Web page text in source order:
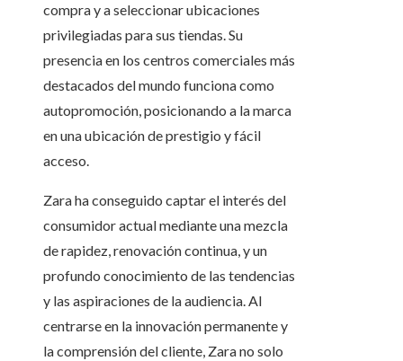
compra y a seleccionar ubicaciones
privilegiadas para sus tiendas. Su
presencia en los centros comerciales más
destacados del mundo funciona como
autopromoción, posicionando a la marca
en una ubicación de prestigio y fácil
acceso.
Zara ha conseguido captar el interés del
consumidor actual mediante una mezcla
de rapidez, renovación continua, y un
profundo conocimiento de las tendencias
y las aspiraciones de la audiencia. Al
centrarse en la innovación permanente y
la comprensión del cliente, Zara no solo